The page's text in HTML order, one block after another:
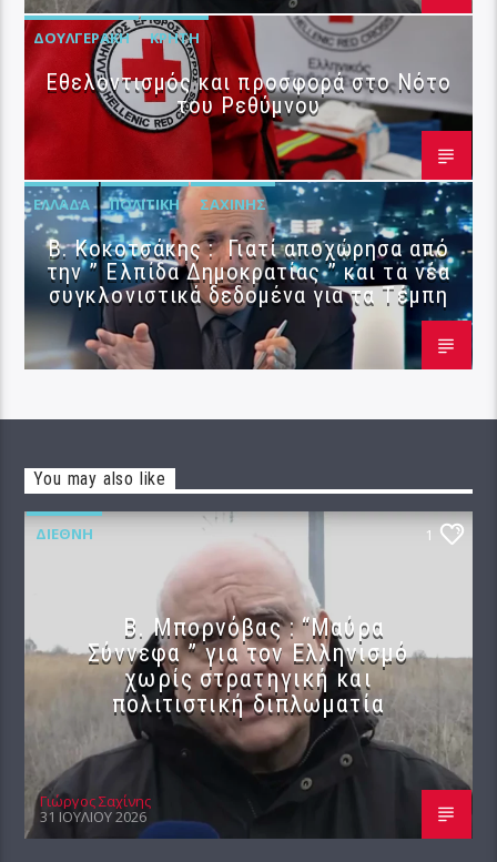
ΔΟΥΛΓΕΡΆΚΗ ΚΡΉΤΗ
Εθελοντισμός και προσφορά στο Νότο
του Ρεθύμνου
ΕΛΛΆΔΑ ΠΟΛΙΤΙΚΉ ΣΑΧΊΝΗΣ
Β. Κοκοτσάκης : Γιατί αποχώρησα από
την ” Ελπίδα Δημοκρατίας ” και τα νέα
συγκλονιστικά δεδομένα για τα Τέμπη
You may also like
ΔΙΕΘΝΉ 1
B. Μπορνόβας : “Μαύρα
Σύννεφα ” για τον Ελληνισμό
χωρίς στρατηγική και
πολιτιστική διπλωματία
Γιώργος Σαχίνης
31 ΙΟΥΛΊΟΥ 2026